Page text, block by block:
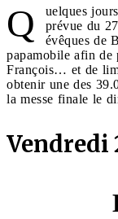
Q
uelques
prévue du
évêques de
papamobile afin de
François… et de
obtenir une des
la messe finale le
Vendredi